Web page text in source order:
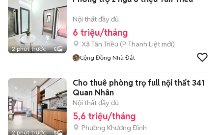
2 phút trước 5
Nội thất đầy đủ
6 triệu/tháng
Xã Tân Triều (P. Thanh Liệt mới)
Cộng Đồng Nhà Đất
2 phút trước 5
Cho thuê phòng trọ full nội thất 341
Quan Nhân
Nội thất đầy đủ
5,6 triệu/tháng
Phường Khương Đình